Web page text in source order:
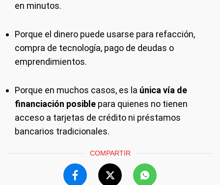
en minutos.
Porque el dinero puede usarse para refacción,
compra de tecnología, pago de deudas o
emprendimientos.
Porque en muchos casos, es la única vía de
financiación posible para quienes no tienen
acceso a tarjetas de crédito ni préstamos
bancarios tradicionales.
COMPARTIR